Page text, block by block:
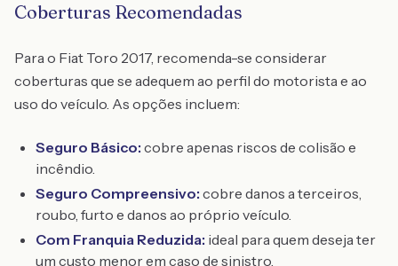
Coberturas Recomendadas
Para o Fiat Toro 2017, recomenda-se considerar
coberturas que se adequem ao perfil do motorista e ao
uso do veículo. As opções incluem:
Seguro Básico: cobre apenas riscos de colisão e
incêndio.
Seguro Compreensivo: cobre danos a terceiros,
roubo, furto e danos ao próprio veículo.
Com Franquia Reduzida: ideal para quem deseja ter
um custo menor em caso de sinistro.